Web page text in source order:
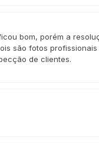
bom, porém a
são fotos
de clientes.